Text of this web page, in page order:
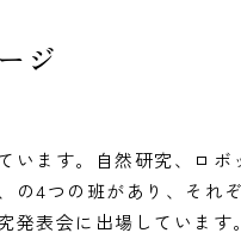
ジ
います。自然研究、ロボ
の4つの班があり、それ
発表会に出場しています